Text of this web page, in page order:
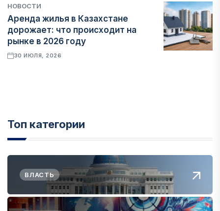
НОВОСТИ
Аренда жилья в Казахстане
дорожает: что происходит на
рынке в 2026 году
30 ИЮЛЯ, 2026
Топ категории
ВЛАСТЬ